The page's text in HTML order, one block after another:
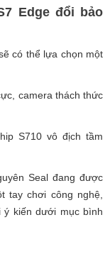
Edge đổi bảo
có thể lựa chọn một
camera thách thức
S710 vô địch tầm
Seal đang được
tay chơi công nghệ,
ý kiến dưới mục bình